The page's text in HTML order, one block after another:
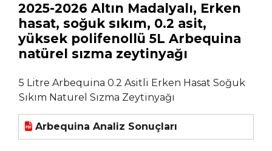
2025-2026 Altın Madalyalı, Erken
hasat, soğuk sıkım, 0.2 asit,
yüksek polifenollü 5L Arbequina
natürel sızma zeytinyağı
5 Litre Arbequina 0.2 Asitli Erken Hasat Soğuk
Sıkım Naturel Sızma Zeytinyağı
Arbequina Analiz Sonuçları